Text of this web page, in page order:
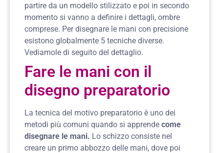
partire da un modello stilizzato e poi in secondo
momento si vanno a definire i dettagli, ombre
comprese. Per disegnare le mani con precisione
esistono globalmente 5 tecniche diverse.
Vediamole di seguito del dettaglio.
Fare le mani con il
disegno preparatorio
La tecnica del motivo preparatorio è uno dei
metodi più comuni quando si apprende come
disegnare le mani. Lo schizzo consiste nel
creare un primo abbozzo delle mani, dove poi